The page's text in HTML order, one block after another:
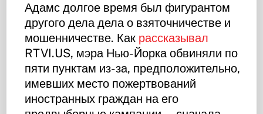
Адамс долгое время был фигурантом
другого дела дела о взяточничестве и
мошенничестве. Как рассказывал
RTVI.US, мэра Нью-Йорка обвиняли по
пяти пунктам из-за, предположительно,
имевших место пожертвований
иностранных граждан на его